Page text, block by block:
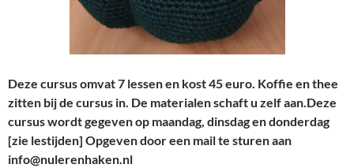
Deze cursus omvat 7 lessen en kost 45 euro. Koffie en thee
zitten bij de cursus in. De materialen schaft u zelf aan.Deze
cursus wordt gegeven op maandag, dinsdag en donderdag
[zie lestijden] Opgeven door een mail te sturen aan
info@nulerenhaken.nl